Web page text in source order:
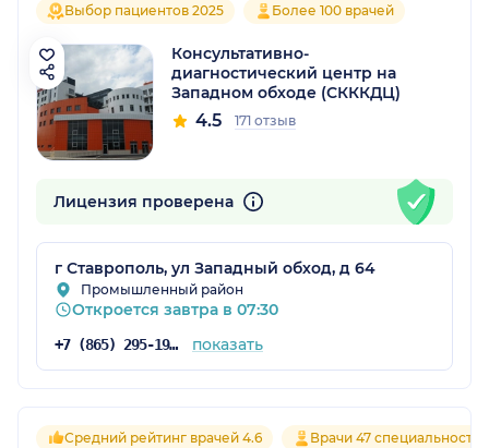
Выбор пациентов 2025 Более 100 врачей
Консультативно-
диагностический центр на
Западном обходе (СКККДЦ)
4.5 171 отзыв
Лицензия проверена
г Ставрополь, ул Западный обход, д 64
Промышленный район
Откроется завтра в 07:30
+7 (865) 295-19-51 показать
Средний рейтинг врачей 4.6 Врачи 47 специальностей